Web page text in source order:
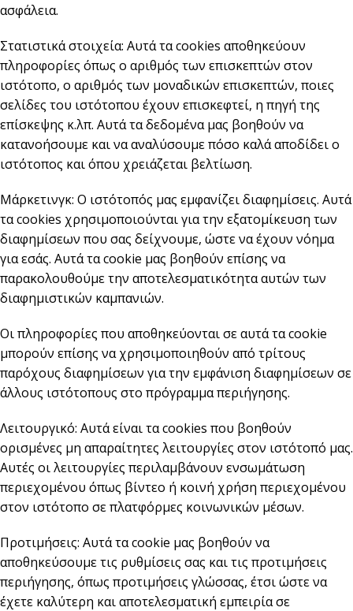
ασφάλεια.
Στατιστικά στοιχεία: Αυτά τα cookies αποθηκεύουν
πληροφορίες όπως ο αριθμός των επισκεπτών στον
ιστότοπο, ο αριθμός των μοναδικών επισκεπτών, ποιες
σελίδες του ιστότοπου έχουν επισκεφτεί, η πηγή της
επίσκεψης κ.λπ. Αυτά τα δεδομένα μας βοηθούν να
κατανοήσουμε και να αναλύσουμε πόσο καλά αποδίδει ο
ιστότοπος και όπου χρειάζεται βελτίωση.
Μάρκετινγκ: Ο ιστότοπός μας εμφανίζει διαφημίσεις. Αυτά
τα cookies χρησιμοποιούνται για την εξατομίκευση των
διαφημίσεων που σας δείχνουμε, ώστε να έχουν νόημα
για εσάς. Αυτά τα cookie μας βοηθούν επίσης να
παρακολουθούμε την αποτελεσματικότητα αυτών των
διαφημιστικών καμπανιών.
Οι πληροφορίες που αποθηκεύονται σε αυτά τα cookie
μπορούν επίσης να χρησιμοποιηθούν από τρίτους
παρόχους διαφημίσεων για την εμφάνιση διαφημίσεων σε
άλλους ιστότοπους στο πρόγραμμα περιήγησης.
Λειτουργικό: Αυτά είναι τα cookies που βοηθούν
ορισμένες μη απαραίτητες λειτουργίες στον ιστότοπό μας.
Αυτές οι λειτουργίες περιλαμβάνουν ενσωμάτωση
περιεχομένου όπως βίντεο ή κοινή χρήση περιεχομένου
στον ιστότοπο σε πλατφόρμες κοινωνικών μέσων.
Προτιμήσεις: Αυτά τα cookie μας βοηθούν να
αποθηκεύσουμε τις ρυθμίσεις σας και τις προτιμήσεις
περιήγησης, όπως προτιμήσεις γλώσσας, έτσι ώστε να
έχετε καλύτερη και αποτελεσματική εμπειρία σε